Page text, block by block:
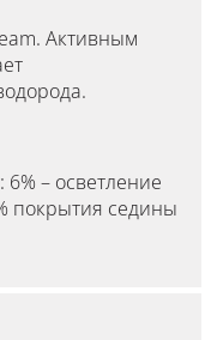
Активным
6% – осветление
покрытия седины